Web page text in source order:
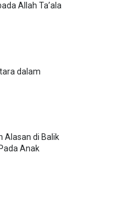
Allah Ta’ala
dalam
Alasan di Balik
Anak